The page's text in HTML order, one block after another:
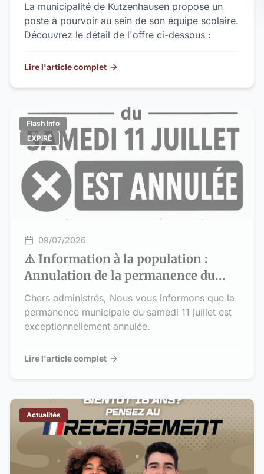
La municipalité de Kutzenhausen propose un
poste à pourvoir au sein de son équipe scolaire.
Découvrez le détail de l'offre ci-dessous :
Lire l'article complet
Flash Info
EXPIRÉ
09/07/2026
⚠️ Information à la population :
Annulation de la permanence du
samedi 11 juillet
Chers administrés, Nous vous informons que la
permanence municipale du samedi 11 juillet est
exceptionnellement annulée.
Lire l'article complet
Actualités